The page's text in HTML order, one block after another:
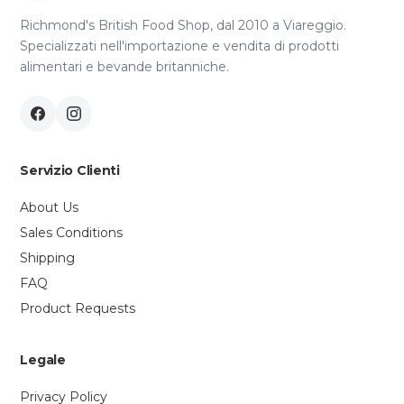
Richmond's British Food Shop, dal 2010 a Viareggio.
Specializzati nell'importazione e vendita di prodotti
alimentari e bevande britanniche.
Servizio Clienti
About Us
Sales Conditions
Shipping
FAQ
Product Requests
Legale
Privacy Policy